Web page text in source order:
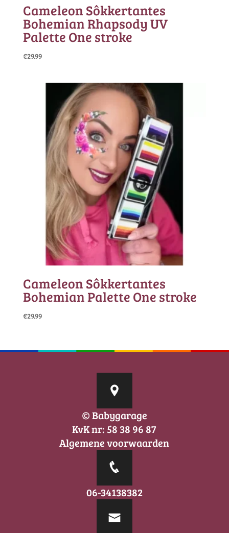
Cameleon Sôkkertantes
Bohemian Rhapsody UV
Palette One stroke
€29.99
Cameleon Sôkkertantes
Bohemian Palette One stroke
€29.99
© Babygarage
KvK nr: 58 38 96 87
Algemene voorwaarden
06-34138382